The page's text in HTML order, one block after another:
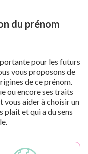
du prénom
pour les futurs
vous proposons de
de ce prénom.
ou encore ses traits
vous aider à choisir un
plaît et qui a du sens